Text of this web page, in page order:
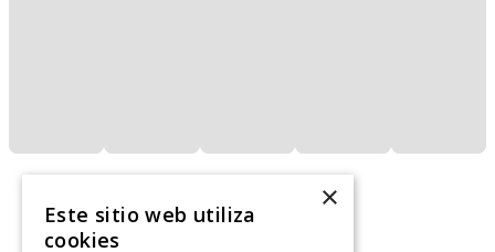
×
Este sitio web utiliza
cookies